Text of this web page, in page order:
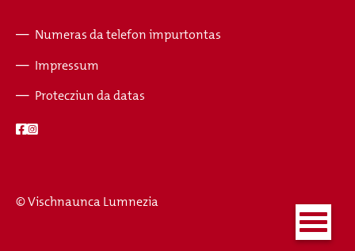
Numeras da telefon impurtontas
Impressum
Protecziun da datas
© Vischnaunca Lumnezia